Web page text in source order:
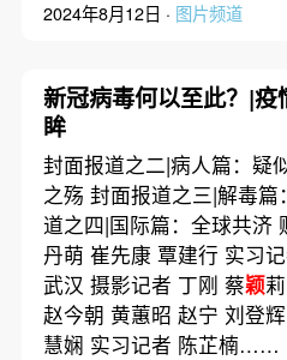
2024年8月12日 · 图片频道
新冠病毒何以至此？|疫
眸
封面报道之二|病人篇：疑
之殇 封面报道之三|解毒
道之四|国际篇：全球共济
丹萌 崔先康 覃建行 实习
武汉 摄影记者 丁刚 蔡颖
赵今朝 黄蕙昭 赵宁 刘登
慧娴 实习记者 陈芷楠……